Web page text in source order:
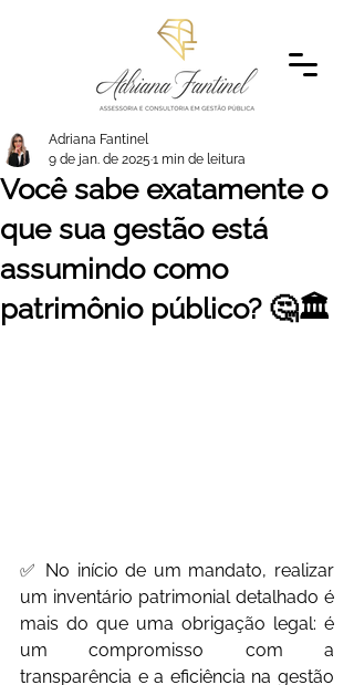
Você sabe exatamente o
que sua gestão está
assumindo como
patrimônio público? 🤔🏛️
Adriana Fantinel
9 de jan. de 2025 1 min de leitura
✅ No início de um mandato, realizar
um inventário patrimonial detalhado é
mais do que uma obrigação legal: é
um compromisso com a
transparência e a eficiência na gestão